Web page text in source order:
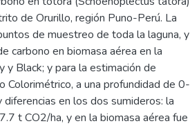
de Orurillo, región Puno-Perú. La
de muestreo de toda la laguna, y
carbono en biomasa aérea en la
Black; y para la estimación de
a una profundidad de 0-
en los dos sumideros: la
t CO2/ha, y en la biomasa aérea fue